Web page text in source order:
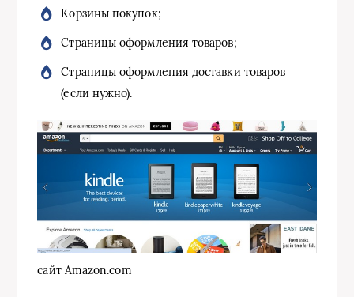
Корзины покупок;
Страницы оформления товаров;
Страницы оформления доставки товаров
(если нужно).
сайт Amazon.com